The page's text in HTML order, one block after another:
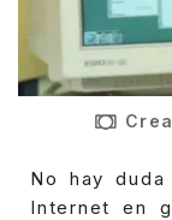
No hay
Internet en